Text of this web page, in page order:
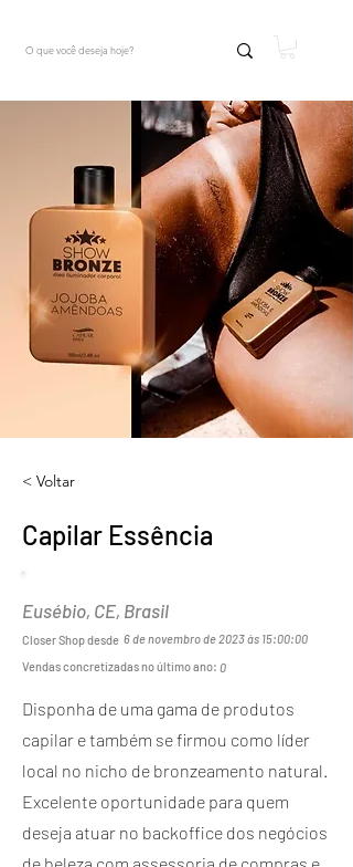
< Voltar
Capilar Essência
Eusébio, CE, Brasil
Closer Shop desde 6 de novembro de 2023 às 15:00:00
Vendas concretizadas no último ano: 0
Disponha de uma gama de produtos
capilar e também se firmou como líder
local no nicho de bronzeamento natural.
Excelente oportunidade para quem
deseja atuar no backoffice dos negócios